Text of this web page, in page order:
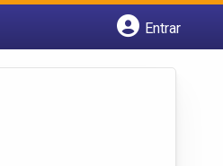
Entrar